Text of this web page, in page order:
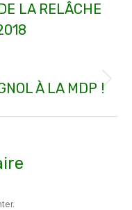
LA RELÂCHE
À LA MDP !